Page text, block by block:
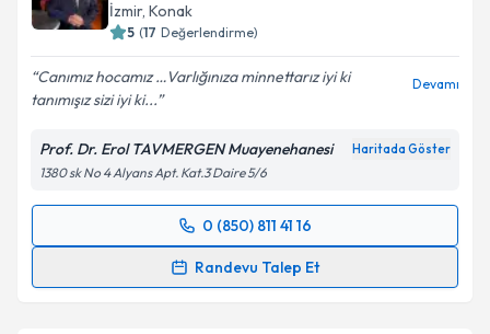
İzmir, Konak
5 (17 Değerlendirme)
Canımız hocamız …Varlığınıza minnettarız iyi ki
tanımışız sizi iyi ki...
Devamı
Prof. Dr. Erol TAVMERGEN Muayenehanesi Haritada Göster
1380 sk No 4 Alyans Apt. Kat.3 Daire 5/6
0 (850) 811 41 16
Randevu Talep Et
Randevu Takvimi Talebi